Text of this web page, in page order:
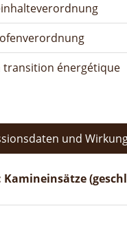
transition énergétique
und
Kamineinsätze